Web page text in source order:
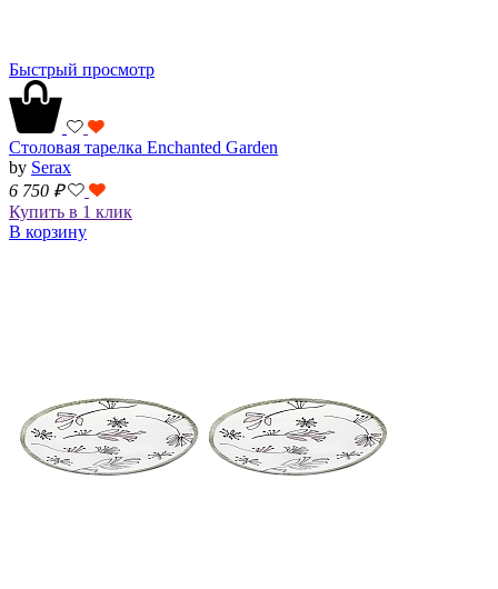
Быстрый просмотр
Столовая тарелка Enchanted Garden
by Serax
6 750 ₽
Купить в 1 клик
В корзину